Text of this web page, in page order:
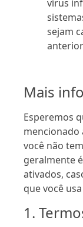
vírus
sejam
Mais
Esperemos
mencionado
você não
geralmente
ativados,
que você
1.